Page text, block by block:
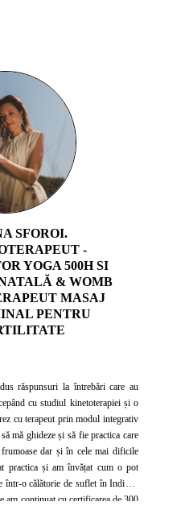
SFOROI.
-
YOGA 500H SI
& WOMB
MASAJ
PENTRU
răspunsuri la întrebări care au
cu studiul kinetoterapiei și o
cu terapeut prin modul integrativ
mă ghideze și să fie practica care
dar și în cele mai dificile
practica și am învățat cum o pot
într-o călătorie de suflet în India și
am continuat cu certificarea de 300